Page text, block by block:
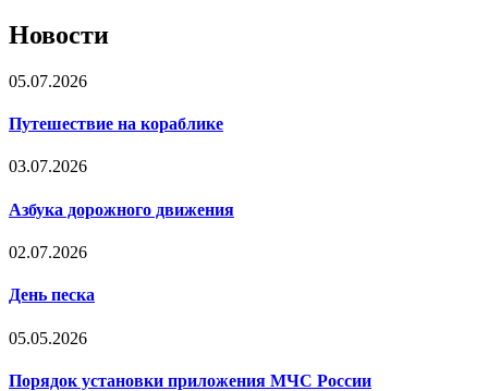
Новости
05.07.2026
Путешествие на кораблике
03.07.2026
Азбука дорожного движения
02.07.2026
День песка
05.05.2026
Порядок установки приложения МЧС России